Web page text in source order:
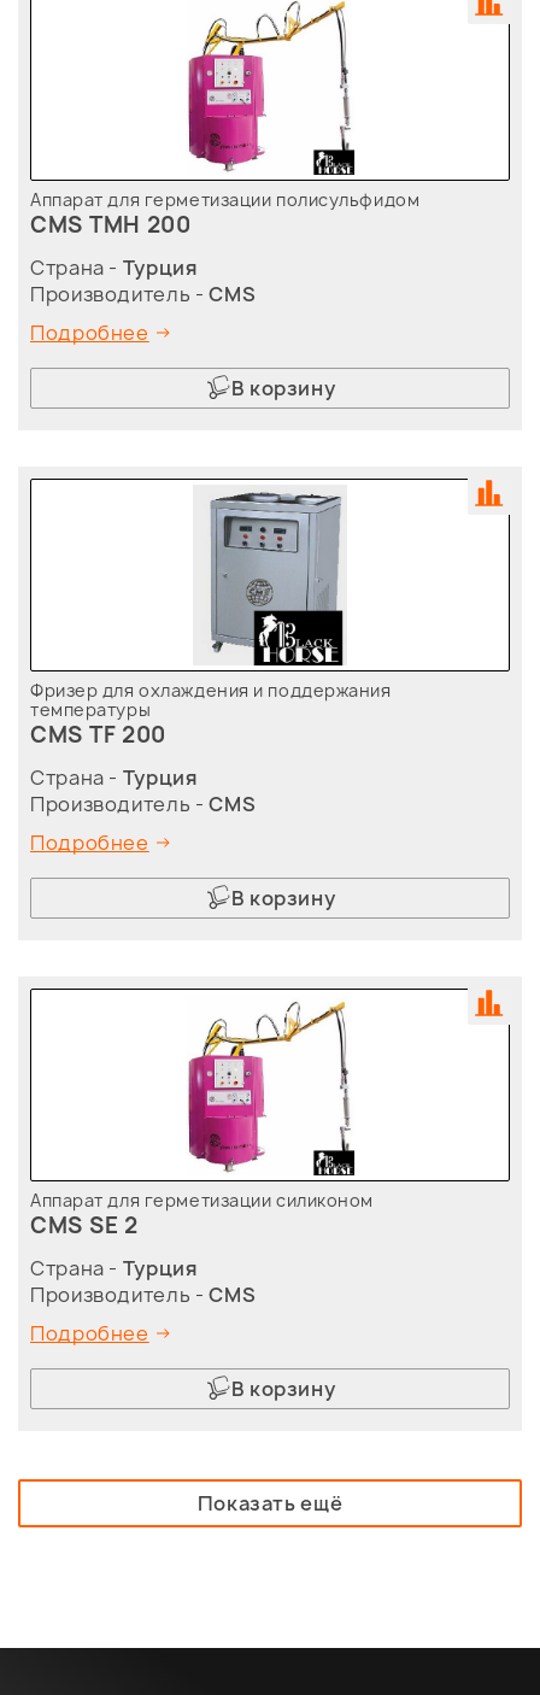
Аппарат для герметизации полисульфидом
CMS TMH 200
Страна - Турция
Производитель -CMS
Подробнее
В корзину
Фризер для охлаждения и поддержания
температуры
CMS TF 200
Страна - Турция
Производитель -CMS
Подробнее
В корзину
Аппарат для герметизации силиконом
CMS SE 2
Страна - Турция
Производитель -CMS
Подробнее
В корзину
Показать ещё